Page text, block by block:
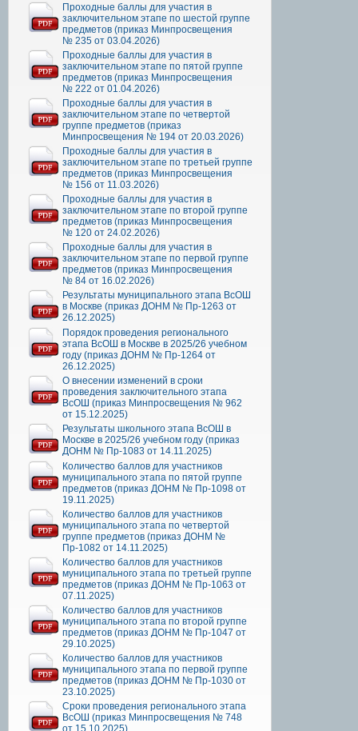
Проходные баллы для участия в
заключительном этапе по шестой группе
предметов (приказ Минпросвещения
№ 235 от 03.04.2026)
Проходные баллы для участия в
заключительном этапе по пятой группе
предметов (приказ Минпросвещения
№ 222 от 01.04.2026)
Проходные баллы для участия в
заключительном этапе по четвертой
группе предметов (приказ
Минпросвещения № 194 от 20.03.2026)
Проходные баллы для участия в
заключительном этапе по третьей группе
предметов (приказ Минпросвещения
№ 156 от 11.03.2026)
Проходные баллы для участия в
заключительном этапе по второй группе
предметов (приказ Минпросвещения
№ 120 от 24.02.2026)
Проходные баллы для участия в
заключительном этапе по первой группе
предметов (приказ Минпросвещения
№ 84 от 16.02.2026)
Результаты муниципального этапа ВсОШ
в Москве (приказ ДОНМ № Пр-1263 от
26.12.2025)
Порядок проведения регионального
этапа ВсОШ в Москве в 2025/26 учебном
году (приказ ДОНМ № Пр-1264 от
26.12.2025)
О внесении изменений в сроки
проведения заключительного этапа
ВсОШ (приказ Минпросвещения № 962
от 15.12.2025)
Результаты школьного этапа ВсОШ в
Москве в 2025/26 учебном году (приказ
ДОНМ № Пр-1083 от 14.11.2025)
Количество баллов для участников
муниципального этапа по пятой группе
предметов (приказ ДОНМ № Пр-1098 от
19.11.2025)
Количество баллов для участников
муниципального этапа по четвертой
группе предметов (приказ ДОНМ №
Пр-1082 от 14.11.2025)
Количество баллов для участников
муниципального этапа по третьей группе
предметов (приказ ДОНМ № Пр-1063 от
07.11.2025)
Количество баллов для участников
муниципального этапа по второй группе
предметов (приказ ДОНМ № Пр-1047 от
29.10.2025)
Количество баллов для участников
муниципального этапа по первой группе
предметов (приказ ДОНМ № Пр-1030 от
23.10.2025)
Сроки проведения регионального этапа
ВсОШ (приказ Минпросвещения № 748
от 15.10.2025)